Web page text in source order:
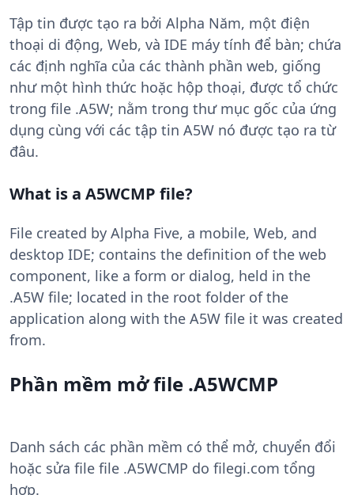
Tập tin được tạo ra bởi Alpha Năm, một điện
thoại di động, Web, và IDE máy tính để bàn; chứa
các định nghĩa của các thành phần web, giống
như một hình thức hoặc hộp thoại, được tổ chức
trong file .A5W; nằm trong thư mục gốc của ứng
dụng cùng với các tập tin A5W nó được tạo ra từ
đâu.
What is a A5WCMP file?
File created by Alpha Five, a mobile, Web, and
desktop IDE; contains the definition of the web
component, like a form or dialog, held in the
.A5W file; located in the root folder of the
application along with the A5W file it was created
from.
Phần mềm mở file .A5WCMP
Danh sách các phần mềm có thể mở, chuyển đổi
hoặc sửa file file .A5WCMP do filegi.com tổng
hợp.